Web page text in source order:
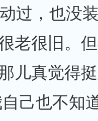
过，也没
老很旧。
儿真觉得
己也不知